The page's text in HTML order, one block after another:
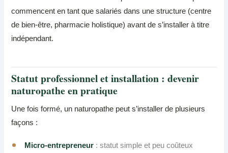
commencent en tant que salariés dans une structure (centre
de bien-être, pharmacie holistique) avant de s’installer à titre
indépendant.
Statut professionnel et installation : devenir
naturopathe en pratique
Une fois formé, un naturopathe peut s’installer de plusieurs
façons :
Micro-entrepreneur : statut simple et peu coûteux